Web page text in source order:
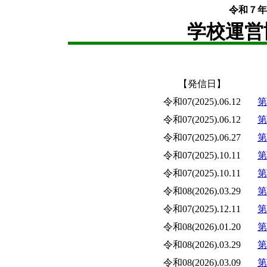
令和７
学校運
【発信日】
令和07(2025).06.12
令和07(2025).06.12
令和07(2025).06.27
令和07(2025).10.11
令和07(2025).10.11
令和08(2026).03.29
令和07(2025).12.11
令和08(2026).01.20
令和08(2026).03.29
令和08(2026).03.09